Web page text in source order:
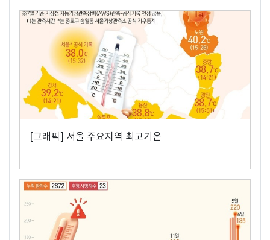
[그래픽] 서울 주요지역 최고기온